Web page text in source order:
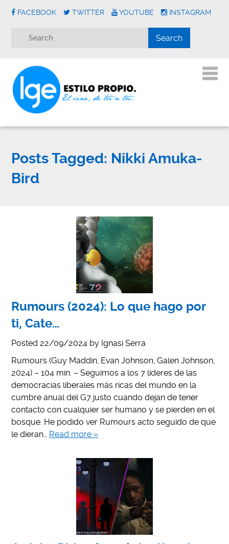
FACEBOOK TWITTER YOUTUBE INSTAGRAM
Posts Tagged: Nikki Amuka-
Bird
Rumours (2024): Lo que hago por
ti, Cate…
Posted 22/09/2024 by Ignasi Serra
Rumours (Guy Maddin, Evan Johnson, Galen Johnson,
2024) – 104 min. – Seguimos a los 7 líderes de las
democracias liberales más ricas del mundo en la
cumbre anual del G7 justo cuando dejan de tener
contacto con cualquier ser humano y se pierden en el
bosque. He podido ver Rumours acto seguido de que
le dieran… Read more »